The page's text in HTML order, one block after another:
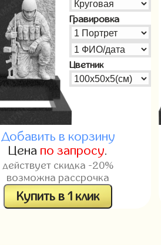
Гравировка
Цветник
Добавить в корзину
Цена по запросу.
действует скидка -20%
возможна рассрочка
Купить в 1 клик